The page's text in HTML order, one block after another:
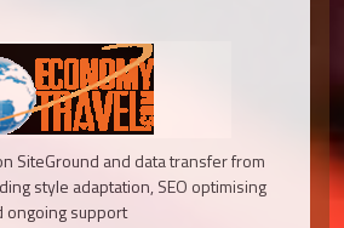
SiteGround and data transfer from
style adaptation, SEO optimising
ongoing support.